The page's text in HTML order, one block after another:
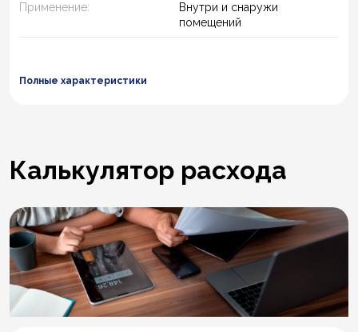
Применение:
Внутри и снаружи
помещений
Полные характеристики
Калькулятор расхода